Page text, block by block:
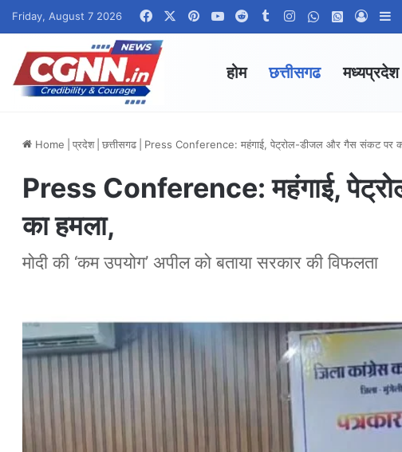
Friday, August 7 2026 FacebookPinterestYouTubeRedditTumblrInstagramWhatsAppLog In
होम छत्तीसगढ मध्यप्रदेश
Home प्रदेश छत्तीसगढ Press Conference: महंगाई, पेट्रोल-डीजल और गैस संकट पर
Press Conference: महंगाई,
का हमला,
मोदी की ‘कम उपयोग’ अपील को बताया सरकार की विफलता